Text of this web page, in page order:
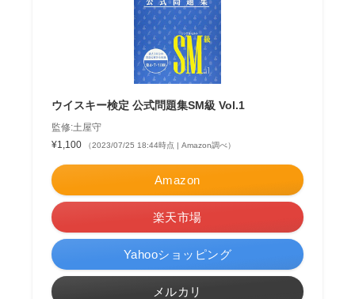
ウイスキー検定 公式問題集SM級 Vol.1
監修:土屋守
¥1,100
（2023/07/25 18:44時点 | Amazon調べ）
Amazon
楽天市場
Yahooショッピング
メルカリ